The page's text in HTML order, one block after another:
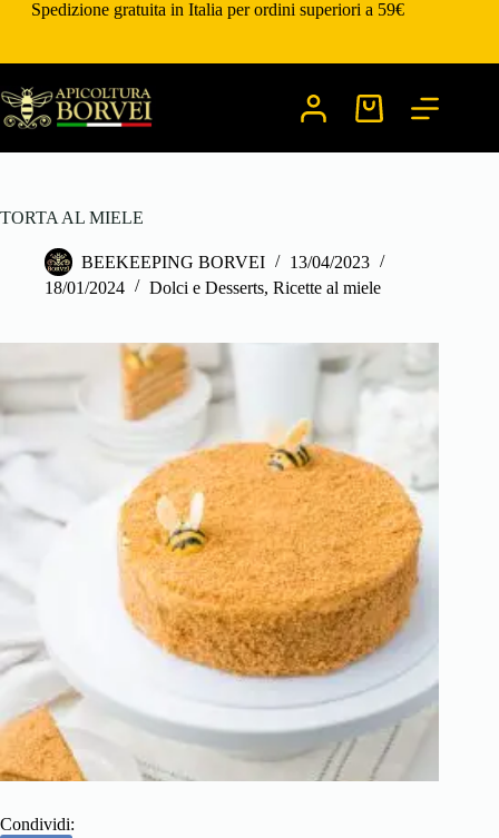
SaltaSpedizione gratuita in Italia per ordini superiori a 59€
Carrello
TORTA AL MIELE
BEEKEEPING BORVEI
13/04/2023
18/01/2024
Dolci e Desserts, Ricette al miele
Condividi: